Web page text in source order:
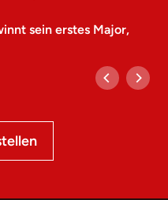
sein erstes Major,